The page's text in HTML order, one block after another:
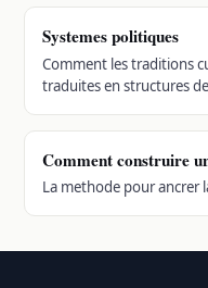
Systemes politiques
Comment les traditions
traduites en structures
Comment construire
La methode pour ancrer